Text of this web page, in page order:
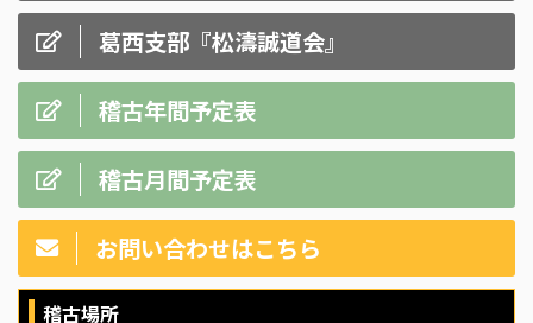
葛西支部『松濤誠道会』
稽古年間予定表
稽古月間予定表
お問い合わせはこちら
稽古場所